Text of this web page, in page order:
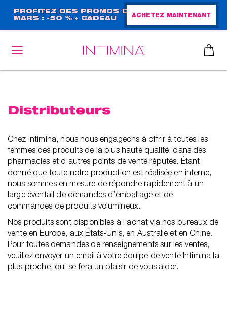
contenu
principal
PROFITEZ DES PROMOS DE
MARS : -50 % + CADEAU
ACHETEZ MAINTENANT
Distributeurs
Chez Intimina, nous nous engageons à offrir à toutes les
femmes des produits de la plus haute qualité, dans des
pharmacies et d’autres points de vente réputés. Étant
donné que toute notre production est réalisée en interne,
nous sommes en mesure de répondre rapidement à un
large éventail de demandes d’emballage et de
commandes de produits volumineux.
Nos produits sont disponibles à l’achat via nos bureaux de
vente en Europe, aux États-Unis, en Australie et en Chine.
Pour toutes demandes de renseignements sur les ventes,
veuillez envoyer un email à votre équipe de vente Intimina la
plus proche, qui se fera un plaisir de vous aider.